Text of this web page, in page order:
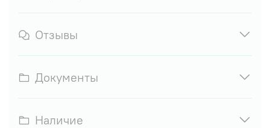
Отзывы
Документы
Наличие